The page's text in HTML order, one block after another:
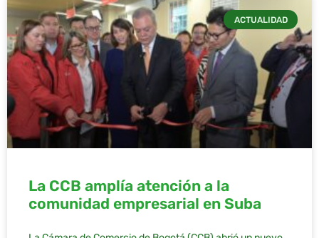
ACTUALIDAD
La CCB amplía atención a la
comunidad empresarial en Suba